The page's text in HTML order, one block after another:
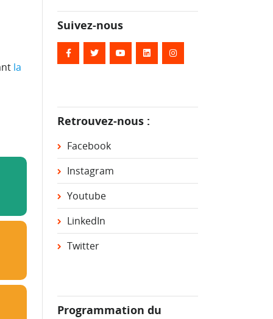
la
Suivez-nous
Retrouvez-nous :
Facebook
Instagram
Youtube
LinkedIn
Twitter
Programmation du